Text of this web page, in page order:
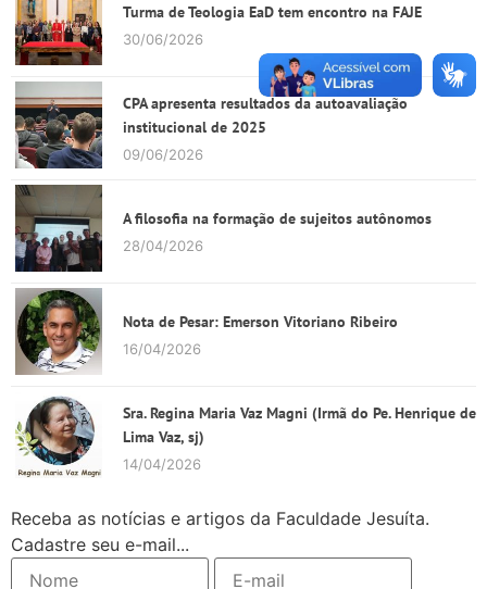
Turma de Teologia EaD tem encontro na FAJE
30/06/2026
CPA apresenta resultados da autoavaliação
institucional de 2025
09/06/2026
A filosofia na formação de sujeitos autônomos
28/04/2026
Nota de Pesar: Emerson Vitoriano Ribeiro
16/04/2026
Sra. Regina Maria Vaz Magni (Irmã do Pe. Henrique de
Lima Vaz, sj)
14/04/2026
Receba as notícias e artigos da Faculdade Jesuíta.
Cadastre seu e-mail...